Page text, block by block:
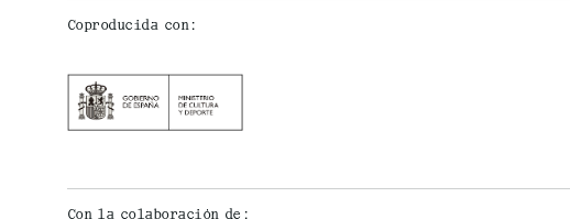
Coproducida con:
Con la colaboración de: